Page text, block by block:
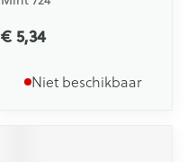
€ 5,34
Niet beschikbaar